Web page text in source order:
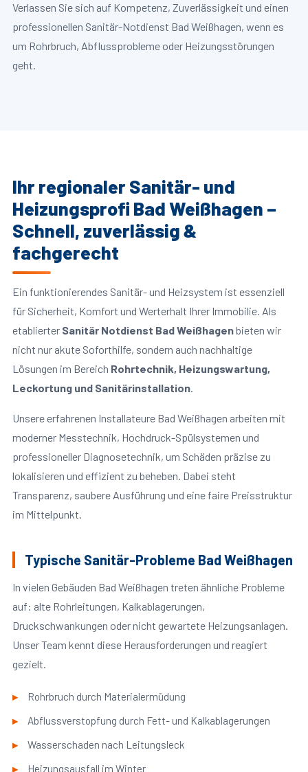
Verlassen Sie sich auf Kompetenz, Zuverlässigkeit und einen
professionellen Sanitär-Notdienst Bad Weißhagen, wenn es
um Rohrbruch, Abflussprobleme oder Heizungsstörungen
geht.
Ihr regionaler Sanitär- und
Heizungsprofi Bad Weißhagen –
Schnell, zuverlässig &
fachgerecht
Ein funktionierendes Sanitär- und Heizsystem ist essenziell
für Sicherheit, Komfort und Werterhalt Ihrer Immobilie. Als
etablierter Sanitär Notdienst Bad Weißhagenbieten wir
nicht nur akute Soforthilfe, sondern auch nachhaltige
Lösungen im Bereich Rohrtechnik, Heizungswartung,
Leckortung und Sanitärinstallation.
Unsere erfahrenen Installateure Bad Weißhagen arbeiten mit
moderner Messtechnik, Hochdruck-Spülsystemen und
professioneller Diagnosetechnik, um Schäden präzise zu
lokalisieren und effizient zu beheben. Dabei steht
Transparenz, saubere Ausführung und eine faire Preisstruktur
im Mittelpunkt.
Typische Sanitär-Probleme Bad Weißhagen
In vielen Gebäuden Bad Weißhagen treten ähnliche Probleme
auf: alte Rohrleitungen, Kalkablagerungen,
Druckschwankungen oder nicht gewartete Heizungsanlagen.
Unser Team kennt diese Herausforderungen und reagiert
gezielt.
Rohrbruch durch Materialermüdung
Abflussverstopfung durch Fett- und Kalkablagerungen
Wasserschaden nach Leitungsleck
Heizungsausfall im Winter